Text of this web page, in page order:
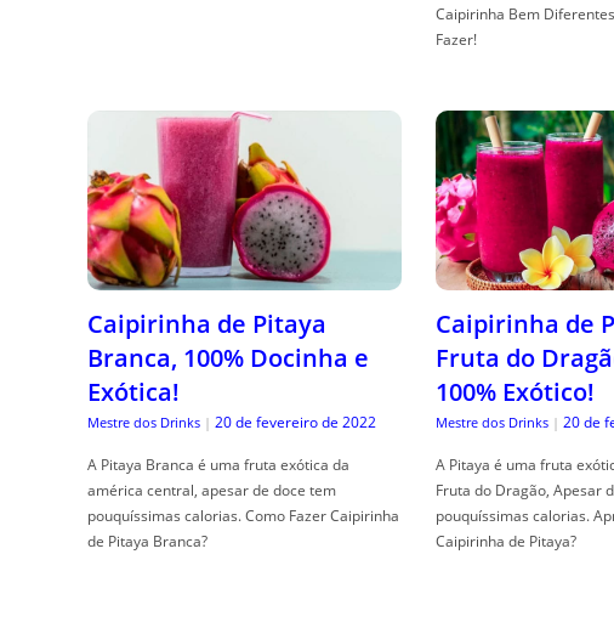
Caipirinha Bem
Fazer!
Caipirinha de Pitaya
Branca, 100% Docinha e
Exótica!
Mestre dos Drinks | 20 de fevereiro de 2022
A Pitaya Branca é uma fruta exótica da
américa central, apesar de doce tem
pouquíssimas calorias. Como Fazer Caipirinha
de Pitaya Branca?
Caipirinha de
Fruta do
100% Exótico!
Mestre dos Drinks | 20 de
A Pitaya é uma fruta
Fruta do Dragão, Apesar
pouquíssimas calorias.
Caipirinha de Pitaya?